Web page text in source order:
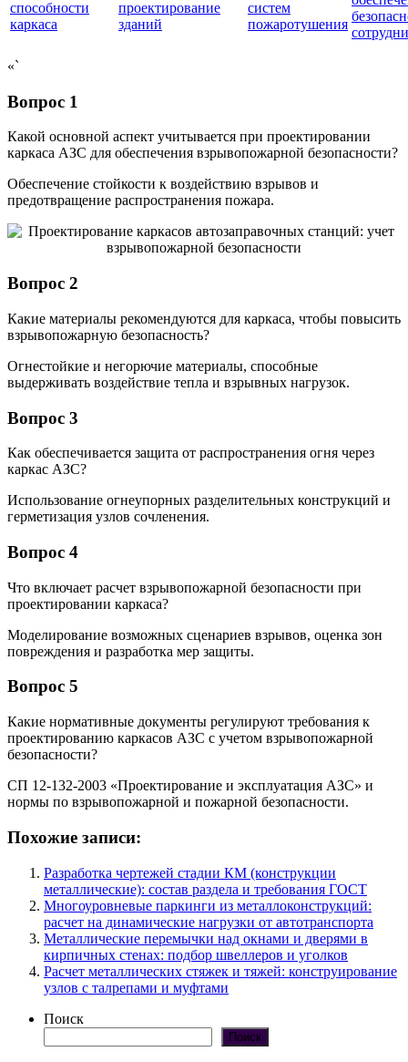
способности
каркаса
проектирование
зданий
систем
пожаротушения
«`
Вопрос 1
Какой основной аспект учитывается при проектировании
каркаса АЗС для обеспечения взрывопожарной безопасности?
Обеспечение стойкости к воздействию взрывов и
предотвращение распространения пожара.
Вопрос 2
Какие материалы рекомендуются для каркаса, чтобы повысить
взрывопожарную безопасность?
Огнестойкие и негорючие материалы, способные
выдерживать воздействие тепла и взрывных нагрузок.
Вопрос 3
Как обеспечивается защита от распространения огня через
каркас АЗС?
Использование огнеупорных разделительных конструкций и
герметизация узлов сочленения.
Вопрос 4
Что включает расчет взрывопожарной безопасности при
проектировании каркаса?
Моделирование возможных сценариев взрывов, оценка зон
повреждения и разработка мер защиты.
Вопрос 5
Какие нормативные документы регулируют требования к
проектированию каркасов АЗС с учетом взрывопожарной
безопасности?
СП 12-132-2003 «Проектирование и эксплуатация АЗС» и
нормы по взрывопожарной и пожарной безопасности.
Похожие записи:
Разработка чертежей стадии КМ (конструкции
металлические): состав раздела и требования ГОСТ
Многоуровневые паркинги из металлоконструкций:
расчет на динамические нагрузки от автотранспорта
Металлические перемычки над окнами и дверями в
кирпичных стенах: подбор швеллеров и уголков
Расчет металлических стяжек и тяжей: конструирование
узлов с талрепами и муфтами
Поиск
Поиск